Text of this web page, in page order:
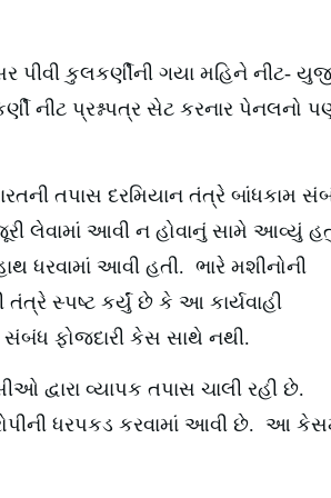
પીવી કુલકર્ણીની ગયા મહિને નીટ-
નીટ પ્રશ્નપત્ર સેટ કરનાર પેનલનો
તપાસ દરમિયાન તંત્રે બાંધકામ
લેવામાં આવી ન હોવાનું સામે આવ્યું
ધરવામાં આવી હતી. ભારે મશીનોની
તંત્રે સ્પષ્ટ કર્યું છે કે આ કાર્યવાહી
ફોજદારી કેસ સાથે નથી.
દ્વારા વ્યાપક તપાસ ચાલી રહી છે.
ધરપકડ કરવામાં આવી છે. આ